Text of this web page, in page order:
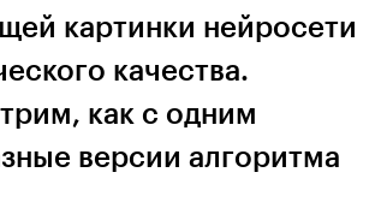
картинки нейросети
качества.
как с одним
версии алгоритма